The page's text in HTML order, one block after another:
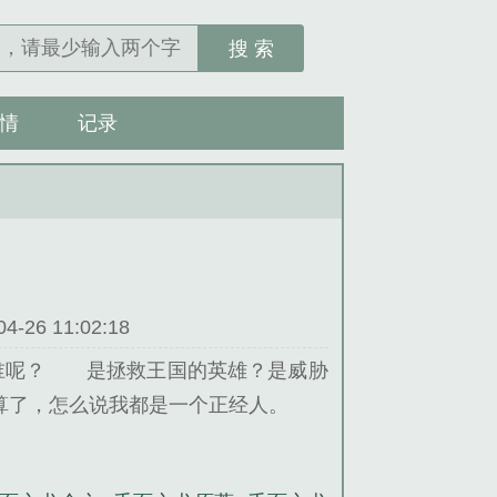
搜 索
记录
26 11:02:18
呢？ 是拯救王国的英雄？是威胁
了，怎么说我都是一个正经人。